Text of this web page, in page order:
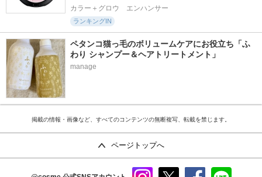
カラー＋グロウ　エンハンサー
ランキングIN
ペタンコ猫っ毛のボリュームケアにお役立ち「ふ
わり シャンプー＆ヘアトリートメント」
manage
掲載の情報・画像など、すべてのコンテンツの無断複写、転載を禁じます。
ページトップへ